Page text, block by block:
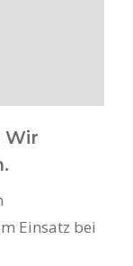
Wir
Einsatz bei